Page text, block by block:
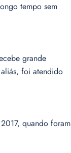
tempo sem
grande
foi atendido
quando foram